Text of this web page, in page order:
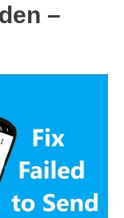
–